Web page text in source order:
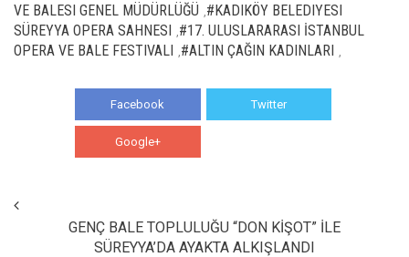
VE BALESI GENEL MÜDÜRLÜĞÜ #KADIKÖY BELEDIYESI
SÜREYYA OPERA SAHNESI #17. ULUSLARARASI İSTANBUL
OPERA VE BALE FESTIVALI #ALTIN ÇAĞIN KADINLARI
Facebook Twitter
Google+
GENÇ BALE TOPLULUĞU “DON KİŞOT” İLE
SÜREYYA’DA AYAKTA ALKIŞLANDI